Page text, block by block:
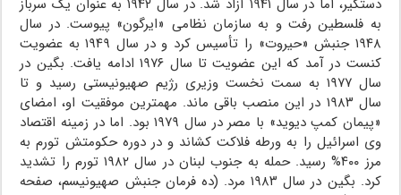
به فلسطین رفت و به سازمان نظامی «ایرگون» پیوست. در سال
۱۹۴۸ جنبش «حیروت» را تأسیس کرد و در سال ۱۹۴۹ به عضویت
کنست در آمد که این عضویت تا سال ۱۹۷۶ ادامه یافت. بگین در
سال ۱۹۷۷ به سمت نخست وزیری رژیم صهیونیستی رسید و تا
سال ۱۹۸۳ در این منصب باقی ماند. مهمترین موفقیت او، امضای
«پیمان کمپ دیوید» با مصر در سال ۱۹۷۹ بود. اما در زمینه اقتصاد
وی اسرائیل را به ورطه‌ فلاکت کشاند و در دوره حکومتش تورم به
مرز ۴۰۰% رسید. حمله به جنوب لبنان در سال ۱۹۸۲ تورم را تشدید
کرد. بگین در سال ۱۹۸۳ مرد. (ده فرمان جنبش صهیونیسم، صفحه